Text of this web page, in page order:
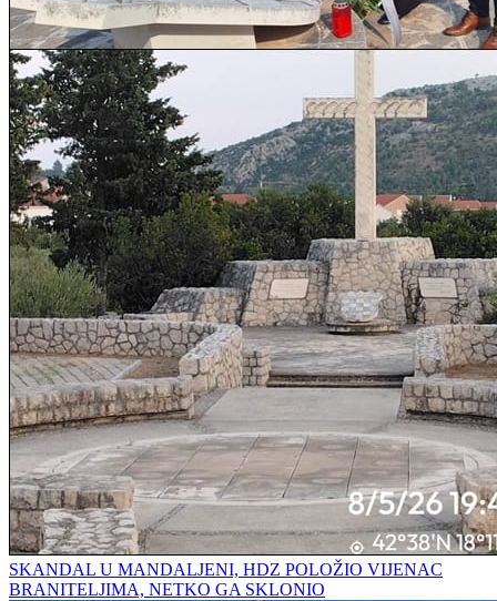
SKANDAL U MANDALJENI, HDZ POLOŽIO VIJENAC
BRANITELJIMA, NETKO GA SKLONIO